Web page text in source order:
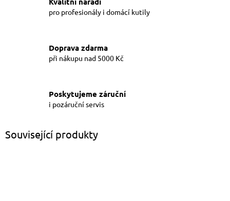
pro profesionály i domácí kutily
Doprava zdarma
při nákupu nad 5000 Kč
Poskytujeme záruční
i pozáruční servis
Související produkty